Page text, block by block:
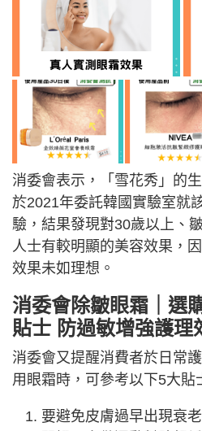
消委會表示，「雪花秀」的
於2021年委託韓國實驗室就
驗，結果發現對30歲以上、
人士有較明顯的美容效果，
效果未如理想。
消委會除皺眼霜｜選
貼士 防過敏增強護理
消委會又提醒消費者於日常
用眼霜時，可參考以下5大貼
要避免皮膚過早出現衰